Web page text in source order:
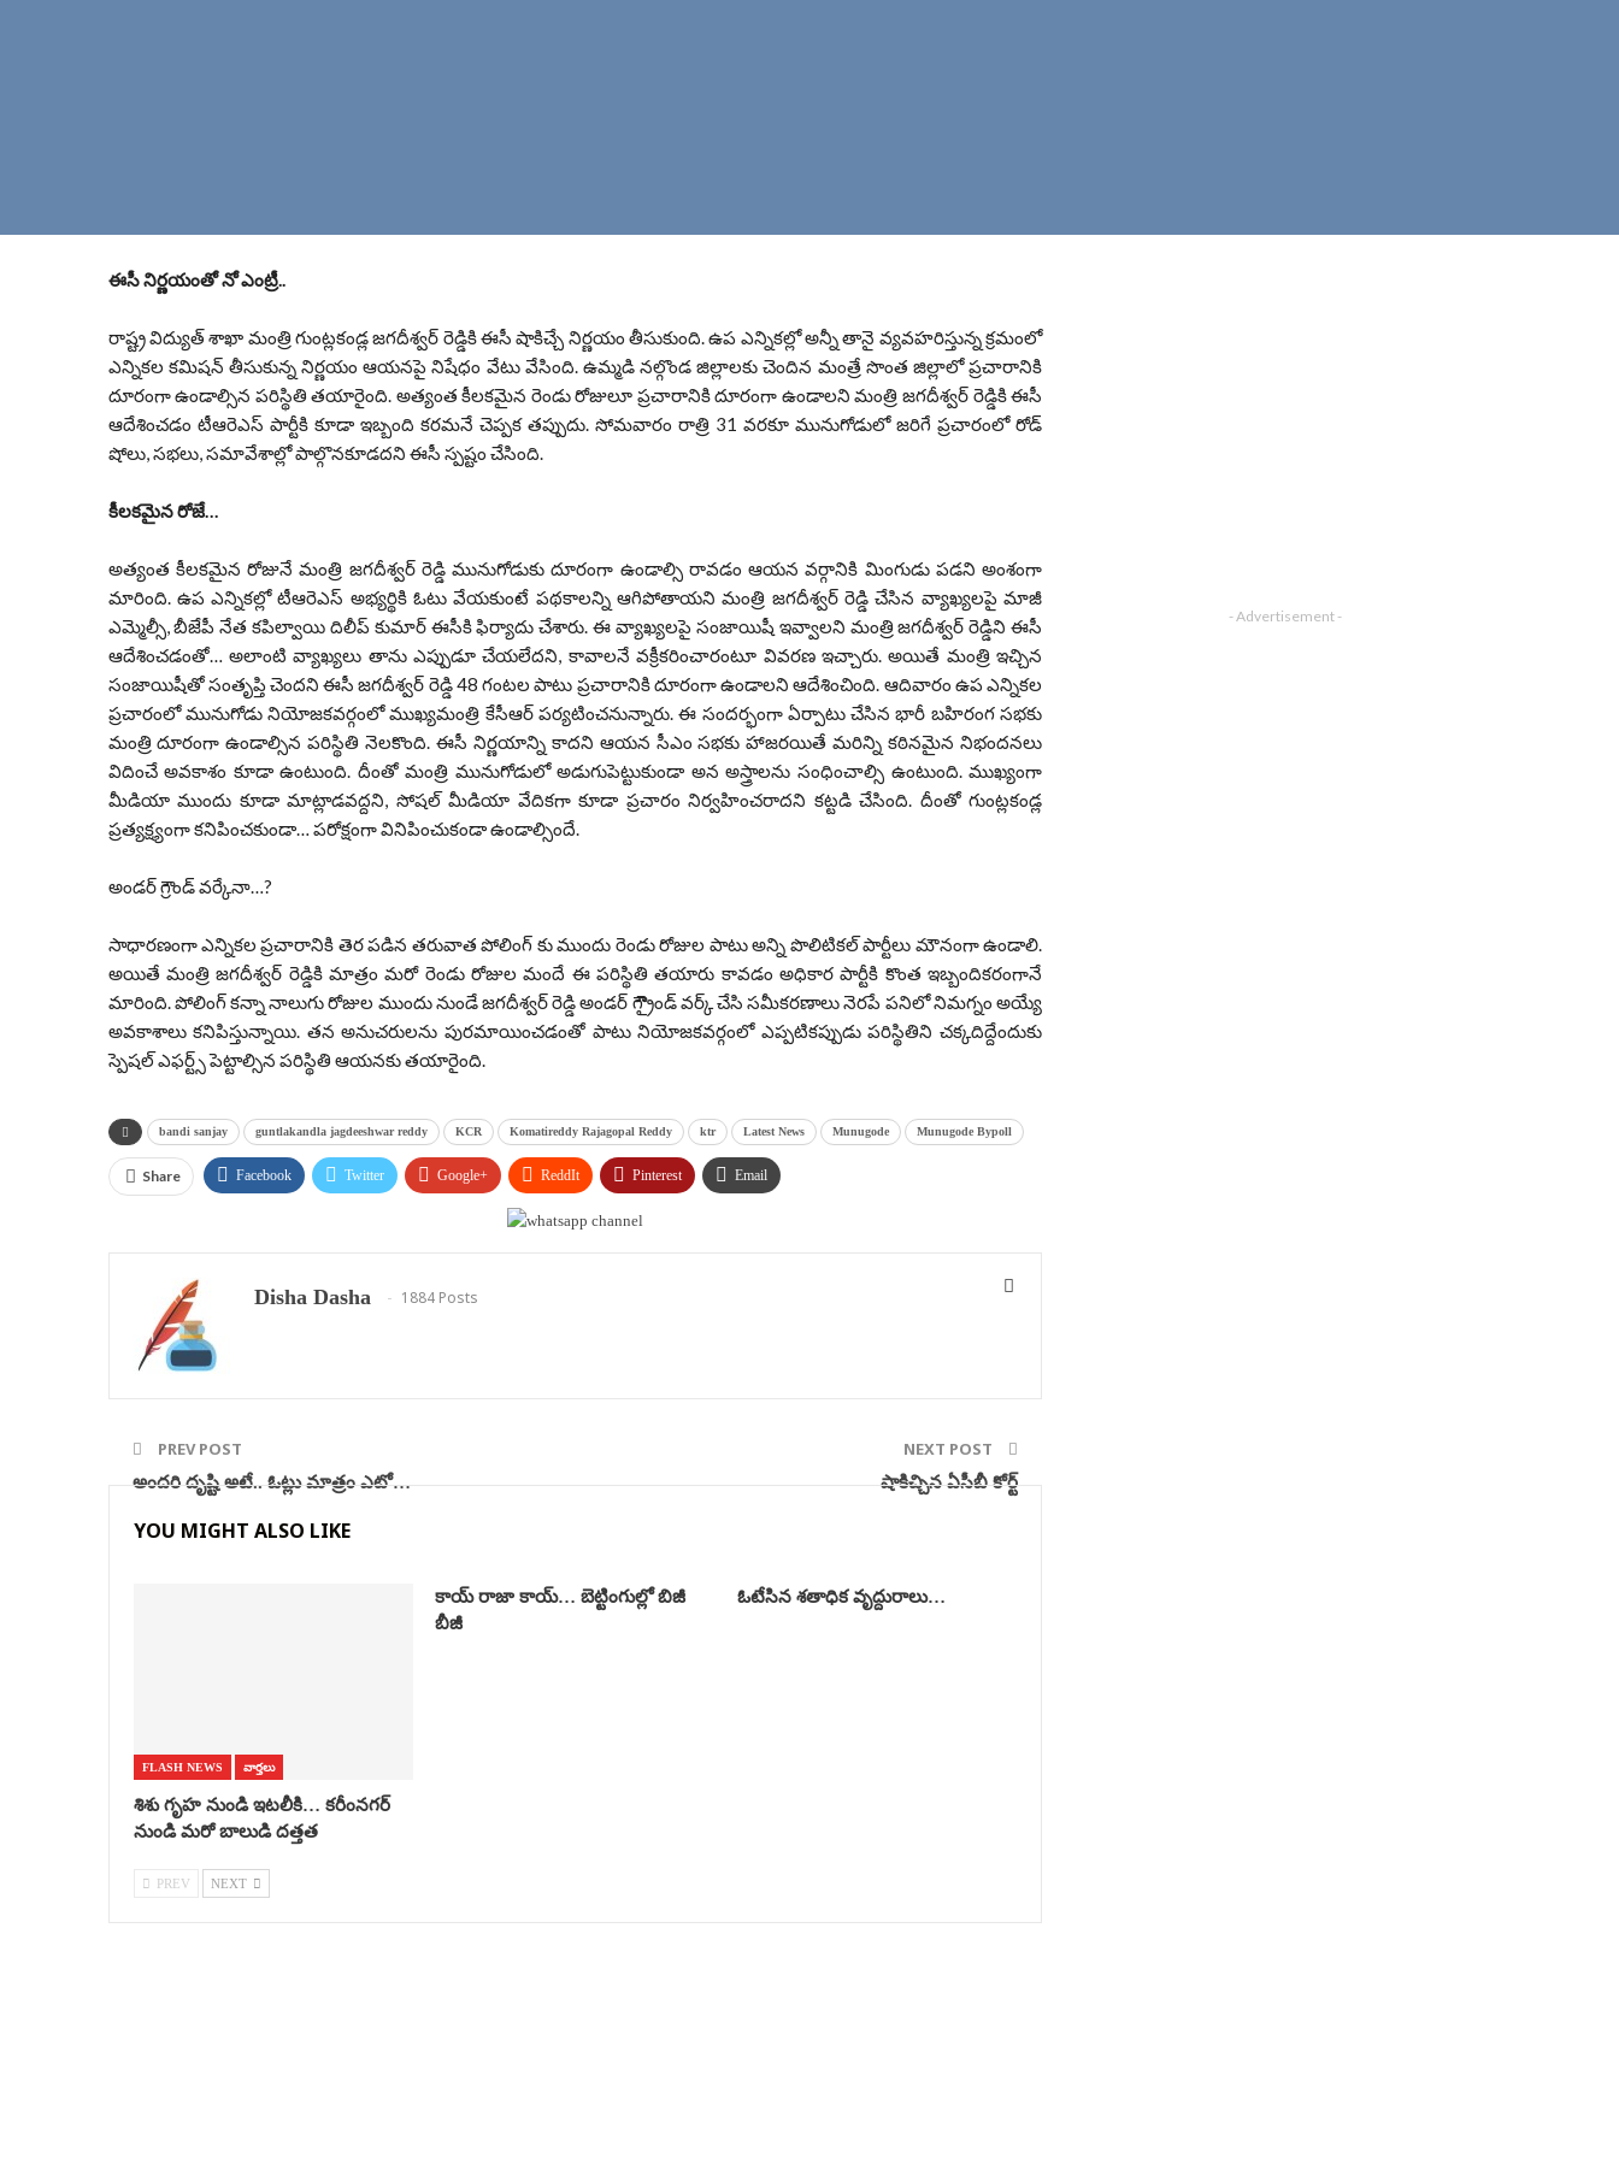
ఈసీ నిర్ణయంతో నో ఎంట్రీ..
రాష్ట్ర విద్యుత్ శాఖా మంత్రి గుంట్లకండ్ల జగదీశ్వర్ రెడ్డికి ఈసీ షాకిచ్చే నిర్ణయం తీసుకుంది. ఉప ఎన్నికల్లో అన్నీ తానై వ్యవహరిస్తున్న క్రమంలో
ఎన్నికల కమిషన్ తీసుకున్న నిర్ణయం ఆయనపై నిషేధం వేటు వేసింది. ఉమ్మడి నల్గొండ జిల్లాలకు చెందిన మంత్రే సొంత జిల్లాలో ప్రచారానికి
దూరంగా ఉండాల్సిన పరిస్థితి తయారైంది. అత్యంత కీలకమైన రెండు రోజులూ ప్రచారానికి దూరంగా ఉండాలని మంత్రి జగదీశ్వర్ రెడ్డికి ఈసీ
ఆదేశించడం టీఆరెఎస్ పార్టీకి కూడా ఇబ్బంది కరమనే చెప్పక తప్పుదు. సోమవారం రాత్రి 31 వరకూ మునుగోడులో జరిగే ప్రచారంలో రోడ్
షోలు, సభలు, సమావేశాల్లో పాల్గొనకూడదని ఈసీ స్పష్టం చేసింది.
కీలకమైన రోజే…
అత్యంత కీలకమైన రోజునే మంత్రి జగదీశ్వర్ రెడ్డి మునుగోడుకు దూరంగా ఉండాల్సి రావడం ఆయన వర్గానికి మింగుడు పడని అంశంగా
మారింది. ఉప ఎన్నికల్లో టీఆరెఎస్ అభ్యర్థికి ఓటు వేయకుంటే పథకాలన్ని ఆగిపోతాయని మంత్రి జగదీశ్వర్ రెడ్డి చేసిన వ్యాఖ్యలపై మాజీ
ఎమ్మెల్సీ, బీజేపీ నేత కపిల్వాయి దిలీప్ కుమార్ ఈసీకి ఫిర్యాదు చేశారు. ఈ వ్యాఖ్యలపై సంజాయిషీ ఇవ్వాలని మంత్రి జగదీశ్వర్ రెడ్డిని ఈసీ
ఆదేశించడంతో… అలాంటి వ్యాఖ్యలు తాను ఎప్పుడూ చేయలేదని, కావాలనే వక్రీకరించారంటూ వివరణ ఇచ్చారు. అయితే మంత్రి ఇచ్చిన
సంజాయిషీతో సంతృప్తి చెందని ఈసీ జగదీశ్వర్ రెడ్డి 48 గంటల పాటు ప్రచారానికి దూరంగా ఉండాలని ఆదేశించింది. ఆదివారం ఉప ఎన్నికల
ప్రచారంలో మునుగోడు నియోజకవర్గంలో ముఖ్యమంత్రి కేసీఆర్ పర్యటించనున్నారు. ఈ సందర్భంగా ఏర్పాటు చేసిన భారీ బహిరంగ సభకు
మంత్రి దూరంగా ఉండాల్సిన పరిస్థితి నెలకొంది. ఈసీ నిర్ణయాన్ని కాదని ఆయన సీఎం సభకు హాజరయితే మరిన్ని కఠినమైన నిభందనలు
విదించే అవకాశం కూడా ఉంటుంది. దీంతో మంత్రి మునుగోడులో అడుగుపెట్టుకుండా అన అస్త్రాలను సంధించాల్సి ఉంటుంది. ముఖ్యంగా
మీడియా ముందు కూడా మాట్లాడవద్దని, సోషల్ మీడియా వేదికగా కూడా ప్రచారం నిర్వహించరాదని కట్టడి చేసింది. దీంతో గుంట్లకండ్ల
ప్రత్యక్ష్యంగా కనిపించకుండా… పరోక్షంగా వినిపించుకండా ఉండాల్సిందే.
అండర్ గ్రౌండ్ వర్కేనా…?
సాధారణంగా ఎన్నికల ప్రచారానికి తెర పడిన తరువాత పోలింగ్ కు ముందు రెండు రోజుల పాటు అన్ని పొలిటికల్ పార్టీలు మౌనంగా ఉండాలి.
అయితే మంత్రి జగదీశ్వర్ రెడ్డికి మాత్రం మరో రెండు రోజుల మందే ఈ పరిస్థితి తయారు కావడం అధికార పార్టీకి కొంత ఇబ్బందికరంగానే
మారింది. పోలింగ్ కన్నా నాలుగు రోజుల ముందు నుండే జగదీశ్వర్ రెడ్డి అండర్ గ్రౌైండ్ వర్క్ చేసి సమీకరణాలు నెరపే పనిలో నిమగ్నం అయ్యే
అవకాశాలు కనిపిస్తున్నాయి. తన అనుచరులను పురమాయించడంతో పాటు నియోజకవర్గంలో ఎప్పటికప్పుడు పరిస్థితిని చక్కదిద్దేందుకు
స్పెషల్ ఎఫర్ట్స్ పెట్టాల్సిన పరిస్థితి ఆయనకు తయారైంది.
bandi sanjay guntlakandla jagdeeshwar reddy KCR Komatireddy Rajagopal Reddy ktr Latest News Munugode Munugode Bypoll
Share Facebook Twitter Google+ ReddIt Pinterest Email
Disha Dasha 1884 Posts
PREV POST
అందరి దృష్టి అటే.. ఓట్లు మాత్రం ఎటో…
NEXT POST
షాకిచ్చిన ఏసీబీ కోర్ట్
YOU MIGHT ALSO LIKE
FLASH NEWS వార్తలు
శిశు గృహ నుండి ఇటలీకి… కరీంనగర్
నుండి మరో బాలుడి దత్తత
కాయ్ రాజా కాయ్… బెట్టింగుల్లో బిజీ
బీజీ
ఓటేసిన శతాధిక వృద్దురాలు…
PREV NEXT
- Advertisement -